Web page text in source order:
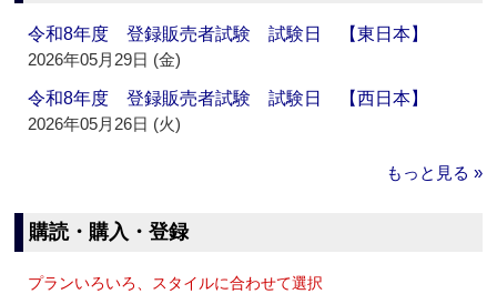
令和8年度 登録販売者試験 試験日 【東日本】
2026年05月29日 (金)
令和8年度 登録販売者試験 試験日 【西日本】
2026年05月26日 (火)
もっと見る »
購読・購入・登録
プランいろいろ、スタイルに合わせて選択